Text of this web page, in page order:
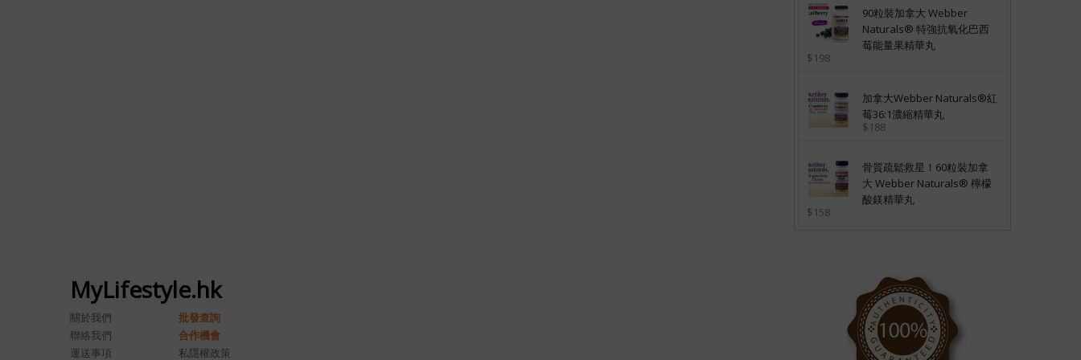
90粒裝加拿大 Webber
Naturals® 特強抗氧化巴西
莓能量果精華丸
$198
加拿大Webber Naturals®紅
莓36:1濃縮精華丸
$188
骨質疏鬆救星！60粒裝加拿
大 Webber Naturals® 檸檬
酸鎂精華丸
$158
MyLifestyle.hk
關於我們
批發查詢
聯絡我們
合作機會
運送事項
私隱權政策